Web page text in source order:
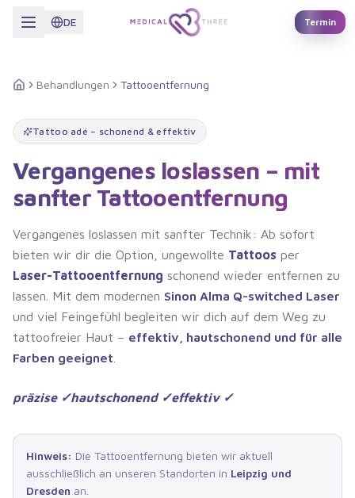
DE Termin
Startseite
Behandlungen Tattooentfernung
Tattoo adé – schonend & effektiv
Vergangenes loslassen – mit
sanfter Tattooentfernung
Vergangenes loslassen mit sanfter Technik: Ab sofort
bieten wir dir die Option, ungewollte Tattoos per
Laser-Tattooentfernung schonend wieder entfernen zu
lassen. Mit dem modernen Sinon Alma Q-switched Laser
und viel Feingefühl begleiten wir dich auf dem Weg zu
tattoofreier Haut – effektiv, hautschonend und für alle
Farben geeignet
präzise ✓hautschonend ✓effektiv ✓
Hinweis: Die Tattooentfernung bieten wir aktuell
ausschließlich an unseren Standorten in Leipzig und
Dresden an.